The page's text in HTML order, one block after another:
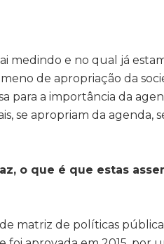
medindo e no qual já
de apropriação da
para a importância da
se apropriam da agenda,
o que é que estas
matriz de políticas